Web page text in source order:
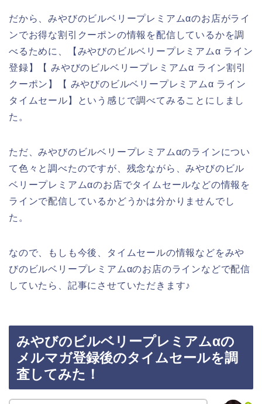
だから、みやびのビルベリープレミアムαのお店がライ
ンでお得な割引クーポンの情報を配信しているかを調
べるために、【みやびのビルベリープレミアムα ライン
登録】【 みやびのビルベリープレミアムα ライン割引
クーポン】【 みやびのビルベリープレミアムα ライン
タイムセール】という感じで調べてみることにしまし
た。
ただ、みやびのビルベリープレミアムαのラインについ
て色々と調べたのですが、残念ながら、みやびのビル
ベリープレミアムαのお店でタイムセールなどの情報を
ラインで配信しているかどうかは分かりませんでし
た。
なので、もしも今後、タイムセールの情報などをみや
びのビルベリープレミアムαのお店のラインなどで配信
していたら、記事にさせていただきます♪
みやびのビルベリープレミアムαの
メルマガ登録後のタイムセールを調
査してみた！